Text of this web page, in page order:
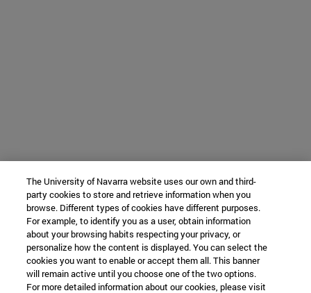
The University of Navarra website uses our own and third-
party cookies to store and retrieve information when you
browse. Different types of cookies have different purposes.
For example, to identify you as a user, obtain information
about your browsing habits respecting your privacy, or
personalize how the content is displayed. You can select the
cookies you want to enable or accept them all. This banner
will remain active until you choose one of the two options.
For more detailed information about our cookies, please visit